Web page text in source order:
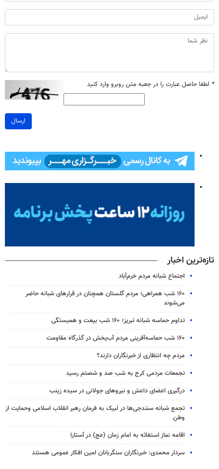
* لطفا حاصل عبارت را در جعبه متن روبرو وارد کنید
ارسال
تازه‌ترین اخبار
اجتماع شبانه مردم خرم‌آباد
۱۶۰ شب همراهی؛ مردم گلستان همچنان در قرارهای شبانه حاضر
می‌شوند
تداوم حماسه شبانه تبریز؛ ۱۶۰ شب بیعت و همبستگی
۱۶۰ شب حماسه‌آفرینی مردم آب‌پخش در گذرگاه مقاومت
مردم چه انتظاری از خبرنگاران دارند؟
تجمعات مردمی کرج به شب صد و شصتم رسید
درگیری اعضای داعش و نیروهای جولانی در سیده زینب
تجمع شبانه سنندجی‌ها در لبیک به فرمان رهبر انقلاب اسلامی وحمایت از
وطن
اقامه نماز استغاثه به امام زمان (عج) در آستارا
سردار محمدی: خبرنگاران سنگربانان امین افکار عمومی هستند